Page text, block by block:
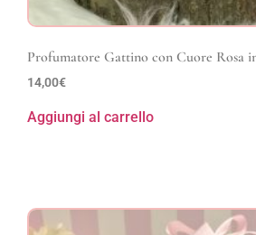
Profumatore Gattino con Cuore Rosa
14,00€
Aggiungi al carrello